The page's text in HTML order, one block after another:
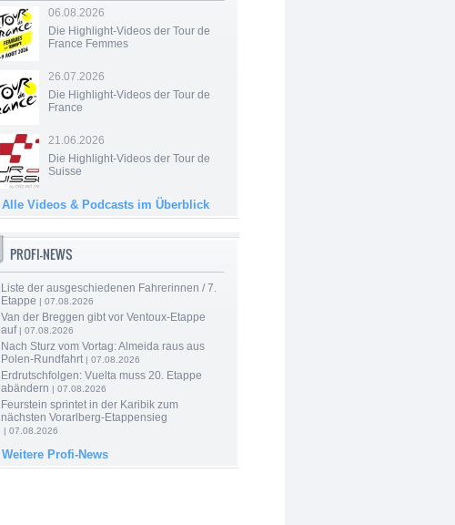
06.08.2026
Die Highlight-Videos der Tour de
France Femmes
26.07.2026
Die Highlight-Videos der Tour de
France
21.06.2026
Die Highlight-Videos der Tour de
Suisse
Alle Videos & Podcasts im Überblick
PROFI-NEWS
Liste der ausgeschiedenen Fahrerinnen / 7.
Etappe | 07.08.2026
Van der Breggen gibt vor Ventoux-Etappe
auf| 07.08.2026
Nach Sturz vom Vortag: Almeida raus aus
Polen-Rundfahrt| 07.08.2026
Erdrutschfolgen: Vuelta muss 20. Etappe
abändern | 07.08.2026
Feurstein sprintet in der Karibik zum
nächsten Vorarlberg-Etappensieg
| 07.08.2026
Weitere Profi-News